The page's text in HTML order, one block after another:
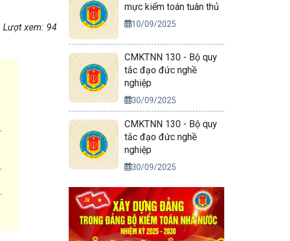
Lượt xem: 94
mực kiểm toán tuân thủ
10/09/2025
CMKTNN 130 - Bộ quy
tắc đạo đức nghề
nghiệp
30/09/2025
CMKTNN 130 - Bộ quy
tắc đạo đức nghề
nghiệp
30/09/2025